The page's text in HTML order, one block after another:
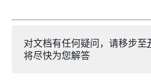
对文档有任何疑问，请移步至
将尽快为您解答